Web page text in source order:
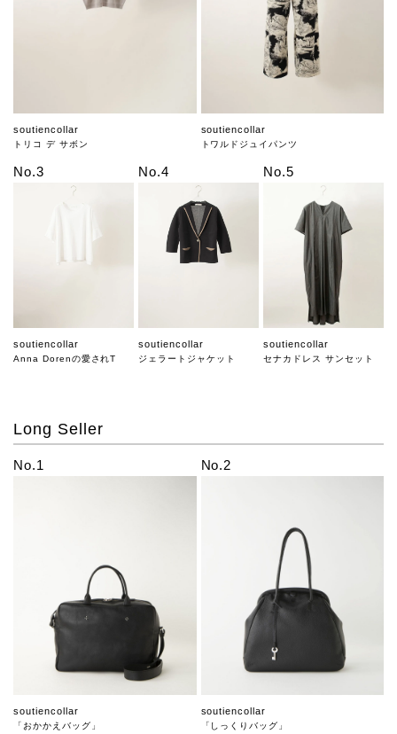
soutiencollar
トリコ デ サボン
soutiencollar
トワルドジュイパンツ
No.3
soutiencollar
Anna Dorenの愛されT
No.4
soutiencollar
ジェラートジャケット
No.5
soutiencollar
セナカドレス サンセット
Long Seller
No.1
soutiencollar
「おかかえバッグ」
No.2
soutiencollar
「しっくりバッグ」